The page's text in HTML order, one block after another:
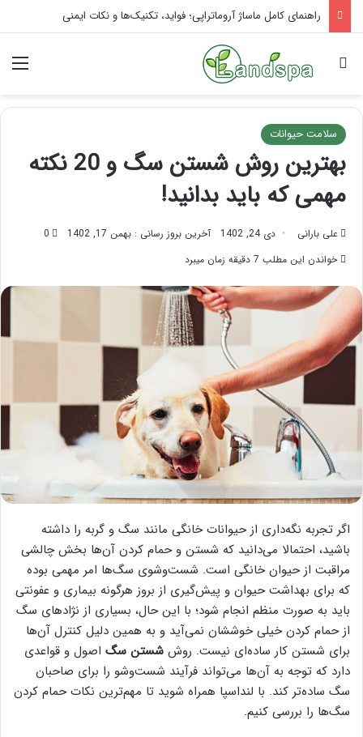
تاثیر ماساژ بر افسردگی؛ با ماساژ درمانی افسردگی را درمان کنید!
جستجو برای
سلامت حیوانات
بهترین روش شستن سگ و 20 نکته
مهمی که باید بدانید!
علی بارانی دی 24, 1402 آخرین بروز رسانی : بهمن 17, 1402
0
خواندن این مطلب 7 دقیقه زمان میبرد
اگر تجربه نگه‌داری از حیوانات خانگی مانند سگ و گربه را داشته
باشید، احتمالا می‌دانید که شستن و حمام کردن آن‌ها بخش چالشی
مراقبت از حیوان خانگی است. شست‌وشوی سگ‌ها امر مهمی بوده
که برای بهداشت حیوان و پیش‌گیری از بروز هرگونه بیماری و عفونتی
باید به صورت منظم انجام شود؛ با این حال، بسیاری از نژادهای سگ
از حمام کردن خیلی خوششان نمی‌آید و به همین دلیل کنترل آن‌ها
برای شستن کار ساده‌ای نیست. روش شستن سگ اصول و قواعدی
دارد که توجه به آن‌ها می‌تواند فرآیند شست‌وشو را برای صاحبان
سگ ساده‌تر کند. با لنداسپا همراه شوید تا مهم‌ترین نکات حمام کردن
سگ‌ها را بررسی کنیم.